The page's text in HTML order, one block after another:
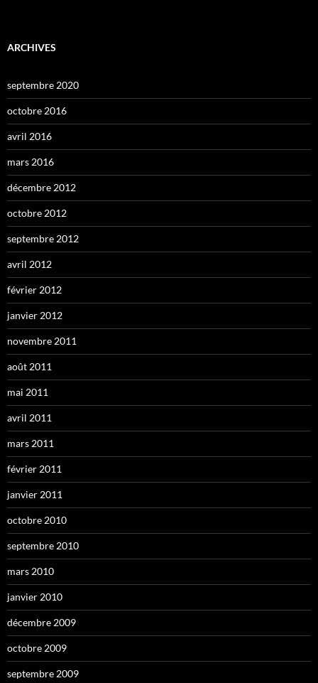
ARCHIVES
septembre 2020
octobre 2016
avril 2016
mars 2016
décembre 2012
octobre 2012
septembre 2012
avril 2012
février 2012
janvier 2012
novembre 2011
août 2011
mai 2011
avril 2011
mars 2011
février 2011
janvier 2011
octobre 2010
septembre 2010
mars 2010
janvier 2010
décembre 2009
octobre 2009
septembre 2009